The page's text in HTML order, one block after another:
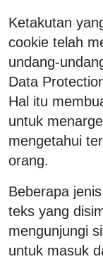
Ketakutan
cookie telah
undang-
Data
Hal itu
untuk
mengetahui
orang.
Beberapa
teks yang
mengunjungi
untuk masuk